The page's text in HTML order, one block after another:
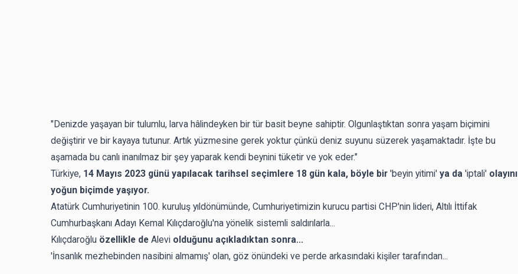
"Denizde yaşayan bir tulumlu, larva hâlindeyken bir tür basit beyne sahiptir. Olgunlaştıktan sonra yaşam biçimini
değiştirir ve bir kayaya tutunur. Artık yüzmesine gerek yoktur çünkü deniz suyunu süzerek yaşamaktadır. İşte bu
aşamada bu canlı inanılmaz bir şey yaparak kendi beynini tüketir ve yok eder."
Türkiye, 14 Mayıs 2023 günü yapılacak tarihsel seçimlere 18 gün kala, böyle bir 'beyin yitimi' ya da 'iptali' olayını
yoğun biçimde yaşıyor.
Atatürk Cumhuriyetinin 100. kuruluş yıldönümünde, Cumhuriyetimizin kurucu partisi CHP'nin lideri, Altılı İttifak
Cumhurbaşkanı Adayı Kemal Kılıçdaroğlu'na yönelik sistemli saldırılarla...
Kılıçdaroğlu özellikle de Alevi olduğunu açıkladıktan sonra...
'İnsanlık mezhebinden nasibini almamış' olan, göz önündeki ve perde arkasındaki kişiler tarafından...